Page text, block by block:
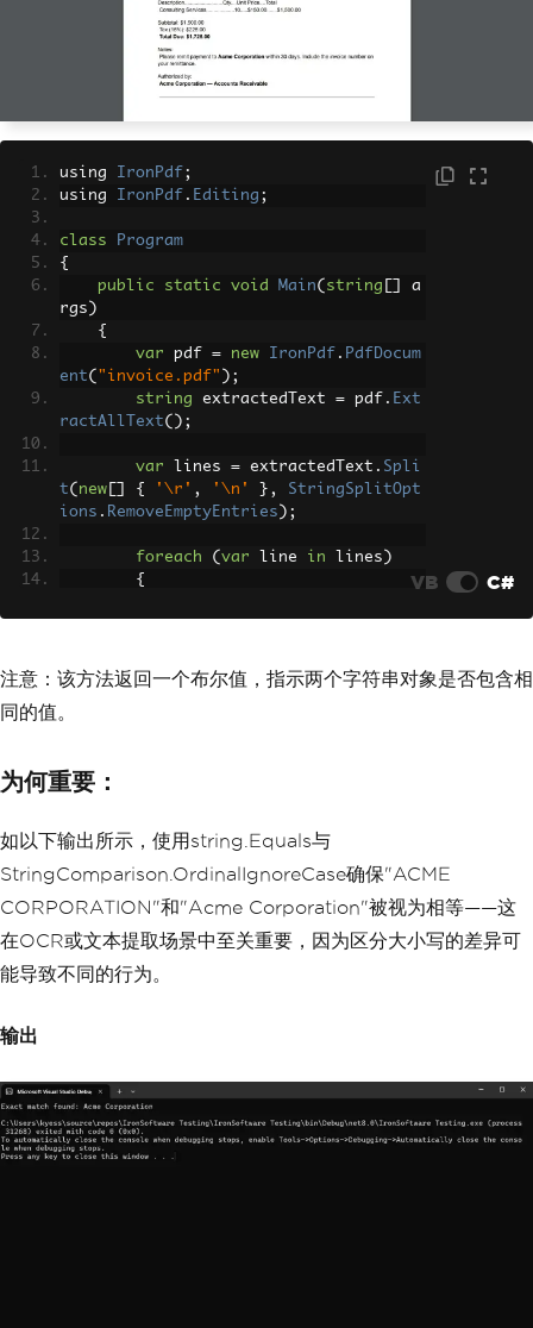
using IronPdf ;
using IronPdf . Editing ;
class
Program
{
public
static void Main( string
a
rgs )
{
var pdf = new IronPdf . PdfDocum
ent( "invoice.pdf" );
string extractedText = pdf . Ext
ractAllText();
var lines = extractedText . Spli
t( new { '\r' , '\n' },
StringSplitOpt
ions . RemoveEmptyEntries );
foreach ( var line in lines )
{
{
Console . WriteLine(
"Exa
ct match found: Acme Corporation"
}
VB C#
注意：该方法返回一个布尔值，指示两个字符串对象是否包含相
同的值。
为何重要：
如以下输出所示，使用string.Equals与
StringComparison.OrdinalIgnoreCase确保"ACME
CORPORATION"和"Acme Corporation"被视为相等——这
在OCR或文本提取场景中至关重要，因为区分大小写的差异可
能导致不同的行为。
输出